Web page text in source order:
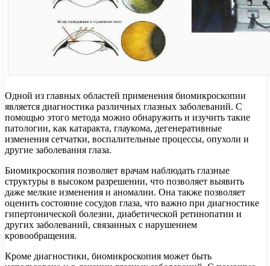
Одной из главных областей применения биомикроскопии
является диагностика различных глазных заболеваний. С
помощью этого метода можно обнаружить и изучить такие
патологии, как катаракта, глаукома, дегенеративные
изменения сетчатки, воспалительные процессы, опухоли и
другие заболевания глаза.
Биомикроскопия позволяет врачам наблюдать глазные
структуры в высоком разрешении, что позволяет выявить
даже мелкие изменения и аномалии. Она также позволяет
оценить состояние сосудов глаза, что важно при диагностике
гипертонической болезни, диабетической ретинопатии и
других заболеваний, связанных с нарушением
кровообращения.
Кроме диагностики, биомикроскопия может быть